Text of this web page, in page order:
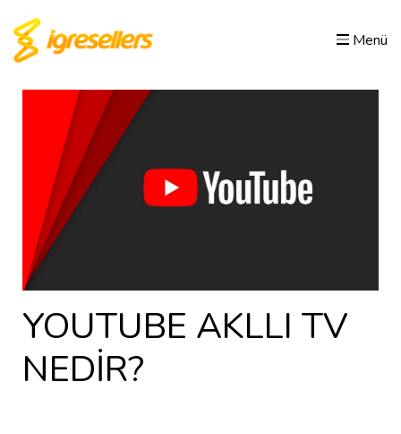
Menü
YOUTUBE AKLLI TV
NEDİR?